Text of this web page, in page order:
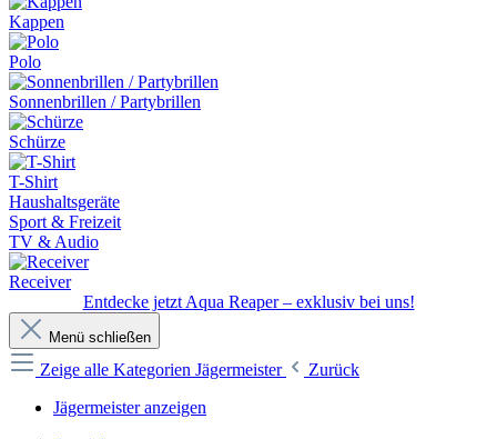
Kappen
Polo
Sonnenbrillen / Partybrillen
Schürze
T-Shirt
Haushaltsgeräte
Sport & Freizeit
TV & Audio
Receiver
Entdecke jetzt Aqua Reaper – exklusiv bei uns!
Menü schließen
Zeige alle Kategorien Jägermeister
Zurück
Jägermeister anzeigen